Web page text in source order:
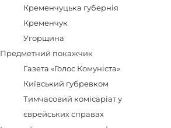
Кременчуцька губернія
Кременчук
Угорщина
Предметний покажчик
Газета «Голос Комуніста»
Київський губревком
Тимчасовий комісаріат у
єврейських справах